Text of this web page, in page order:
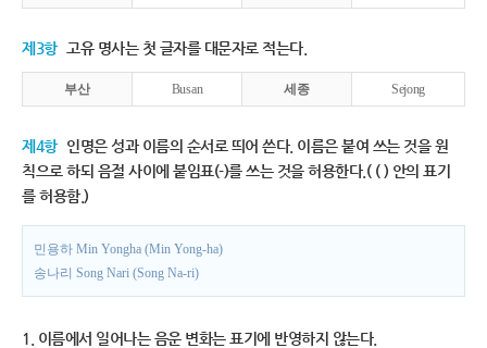
제3항 고유 명사는 첫 글자를 대문자로 적는다.
부산 Busan 세종 Sejong
제4항 인명은 성과 이름의 순서로 띄어 쓴다. 이름은 붙여 쓰는 것을 원
칙으로 하되 음절 사이에 붙임표(-)를 쓰는 것을 허용한다.( ( ) 안의 표기
를 허용함.)
민용하 Min Yongha (Min Yong-ha)
송나리 Song Nari (Song Na-ri)
1. 이름에서 일어나는 음운 변화는 표기에 반영하지 않는다.